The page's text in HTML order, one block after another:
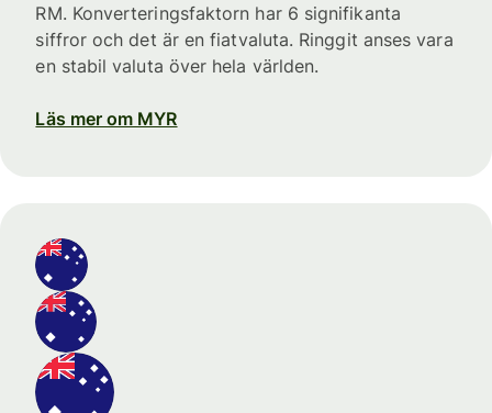
RM. Konverteringsfaktorn har 6 signifikanta
siffror och det är en fiatvaluta. Ringgit anses vara
en stabil valuta över hela världen.
Läs mer om MYR